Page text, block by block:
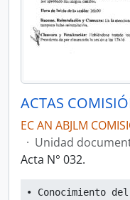
EC AN ABJLM
· Unidad
Acta N° 032.
• Conocimiento